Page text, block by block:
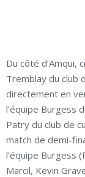
Du côté d’Amqui,
Tremblay du club
directement en
l’équipe Burgess
Patry du club de
match de demi-
l’équipe Burgess
Marcil, Kevin